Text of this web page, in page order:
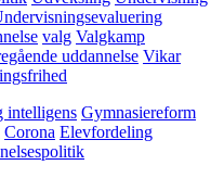
valg Valgkamp
uddannelse Vikar
intelligens Gymnasiereform
Corona Elevfordeling